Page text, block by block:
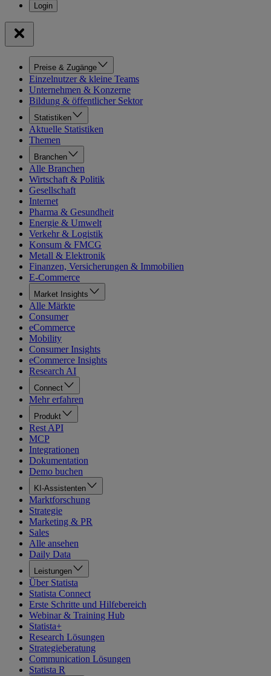
Preise & Zugänge
Einzelnutzer & kleine Teams
Unternehmen & Konzerne
Bildung & öffentlicher Sektor
Statistiken
Aktuelle Statistiken
Themen
Branchen
Alle Branchen
Wirtschaft & Politik
Gesellschaft
Internet
Pharma & Gesundheit
Energie & Umwelt
Verkehr & Logistik
Konsum & FMCG
Metall & Elektronik
Finanzen, Versicherungen & Immobilien
E-Commerce
Market Insights
Alle Märkte
Consumer
eCommerce
Mobility
Consumer Insights
eCommerce Insights
Research AI
Connect
Mehr erfahren
Produkt
Rest API
MCP
Integrationen
Dokumentation
Demo buchen
KI-Assistenten
Marktforschung
Strategie
Marketing & PR
Sales
Alle ansehen
Daily Data
Leistungen
Über Statista
Statista Connect
Erste Schritte und Hilfebereich
Webinar & Training Hub
Statista+
Research Lösungen
Strategieberatung
Communication Lösungen
Statista R